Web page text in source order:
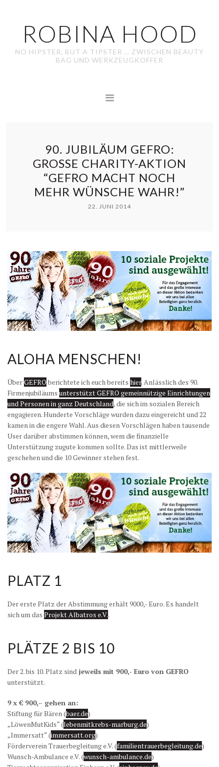
ROBINA HOOD
NO HIPSTER, BUT A TIPSTER … ZWISCHEN BEAUTY
BAG UND WERKZEUGKOFFER
90. JUBILÄUM GEFRO:
GROSSE CHARITY-AKTION “
GEFRO MACHT NOCH M
EHR WÜNSCHE WAHR!”
22. JUNI 2014
ALOHA MENSCHEN!
ÜberGEFRO berichtete ich euch bereits hier. Anlässlich des 90.
Firmenjubiläums unterstützt GEFRO gemeinnützige Einrichtungen
und Personen in ganz Deutschland, die sich im sozialen Bereich
engagieren. Hunderte Vorschläge wurden dazu eingereicht und 22
kamen in die engere Wahl. Aus diesen Vorschlägen haben tausende
User darüber abstimmen können, wem die finanzielle
Unterstützung zugute kommen sollte. Das ist mittlerweile
geschehen und die 10 Gewinner stehen fest.
PLATZ 1
Der erste Platz der Abstimmung erhält 9000,- Euro. Es handelt
sich um das Projekt Albatros e.V..
PLÄTZE 2 BIS 10
Der 2. bis 10. Platz sind jeweils mit 900,- Euro von GEFRO
unterstützt.
9 x € 900,– gehen an:
Stiftung für Bären (baer.de)
„LöwenMutKids“ (lebenmitkrebs-marburg.de)
„Immersatt“ (immersatt.org)
Förderverein Trauerbegleitung e.V. (familientrauerbegleitung.de)
Wunsch-Ambulance e.V. (wunsch-ambulance.de)